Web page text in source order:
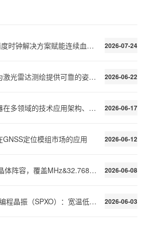
2026-07-24
解决方案赋能连续血糖监测C
2026-06-22
雷达测绘提供可靠的姿态稳定
2026-06-17
领域的技术应用架构、性能需
2026-06-12
定位模组市场的应用
2026-06-08
，覆盖MHz&32.768kHz全场景
2026-06-03
（SPXO）：宽温低功耗，快速交付